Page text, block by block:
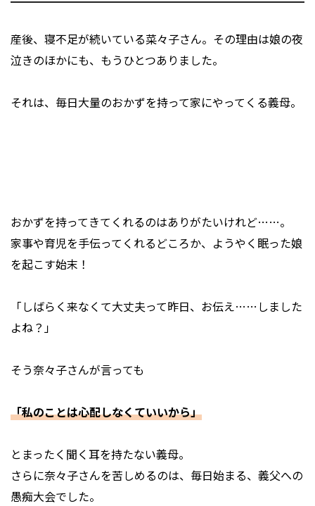
産後、寝不足が続いている菜々子さん。その理由は娘の夜
泣きのほかにも、もうひとつありました。
それは、毎日大量のおかずを持って家にやってくる義母。
おかずを持ってきてくれるのはありがたいけれど……。
家事や育児を手伝ってくれるどころか、ようやく眠った娘
を起こす始末！
「しばらく来なくて大丈夫って昨日、お伝え……しました
よね？」
そう奈々子さんが言っても
「私のことは心配しなくていいから」
とまったく聞く耳を持たない義母。
さらに奈々子さんを苦しめるのは、毎日始まる、義父への
愚痴大会でした。